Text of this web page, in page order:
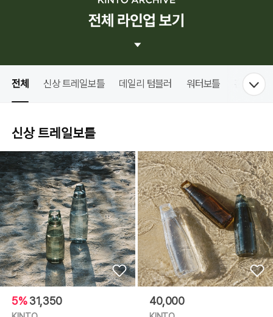
전체 신상 트레일보틀 데일리 텀블러 워터보틀 홈카페
신상 트레일보틀
5% 31,350 40,000